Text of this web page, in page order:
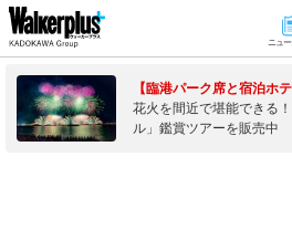
ニュー
【臨港パーク席と宿泊ホ
花火を間近で堪能できる
ル」鑑賞ツアーを販売中